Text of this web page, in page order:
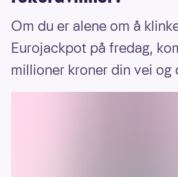
Om du er alene om å
Eurojackpot på fredag,
millioner kroner din vei og